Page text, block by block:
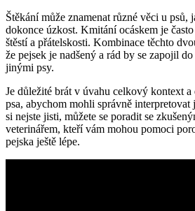
Štěkání může znamenat různé věci u psů,
dokonce úzkost. Kmitání ocáskem je
štěstí a přátelskosti. Kombinace těchto
že pejsek je nadšený a rád by se zapojil
jinými psy.
Je důležité brát v úvahu celkový kontext
psa, abychom mohli správně
si nejste jisti, můžete se poradit se
veterinářem, kteří vám mohou pomoci
pejska ještě lépe.